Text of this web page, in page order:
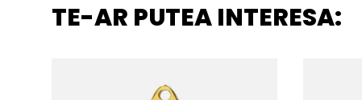
TE-AR PUTEA INTERESA: